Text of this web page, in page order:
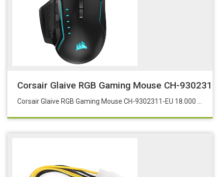
Corsair Glaive RGB Gaming Mouse CH-